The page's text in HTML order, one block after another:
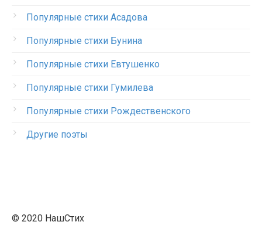
Популярные стихи Асадова
Популярные стихи Бунина
Популярные стихи Евтушенко
Популярные стихи Гумилева
Популярные стихи Рождественского
Другие поэты
© 2020 НашСтих